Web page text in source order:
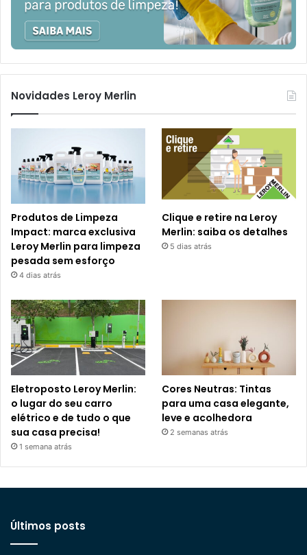
Novidades Leroy Merlin
Produtos de Limpeza
Impact: marca exclusiva
Leroy Merlin para limpeza
pesada sem esforço
4 dias atrás
Clique e retire na Leroy
Merlin: saiba os detalhes
5 dias atrás
Eletroposto Leroy Merlin:
o lugar do seu carro
elétrico e de tudo o que
sua casa precisa!
1 semana atrás
Cores Neutras: Tintas
para uma casa elegante,
leve e acolhedora
2 semanas atrás
Últimos posts